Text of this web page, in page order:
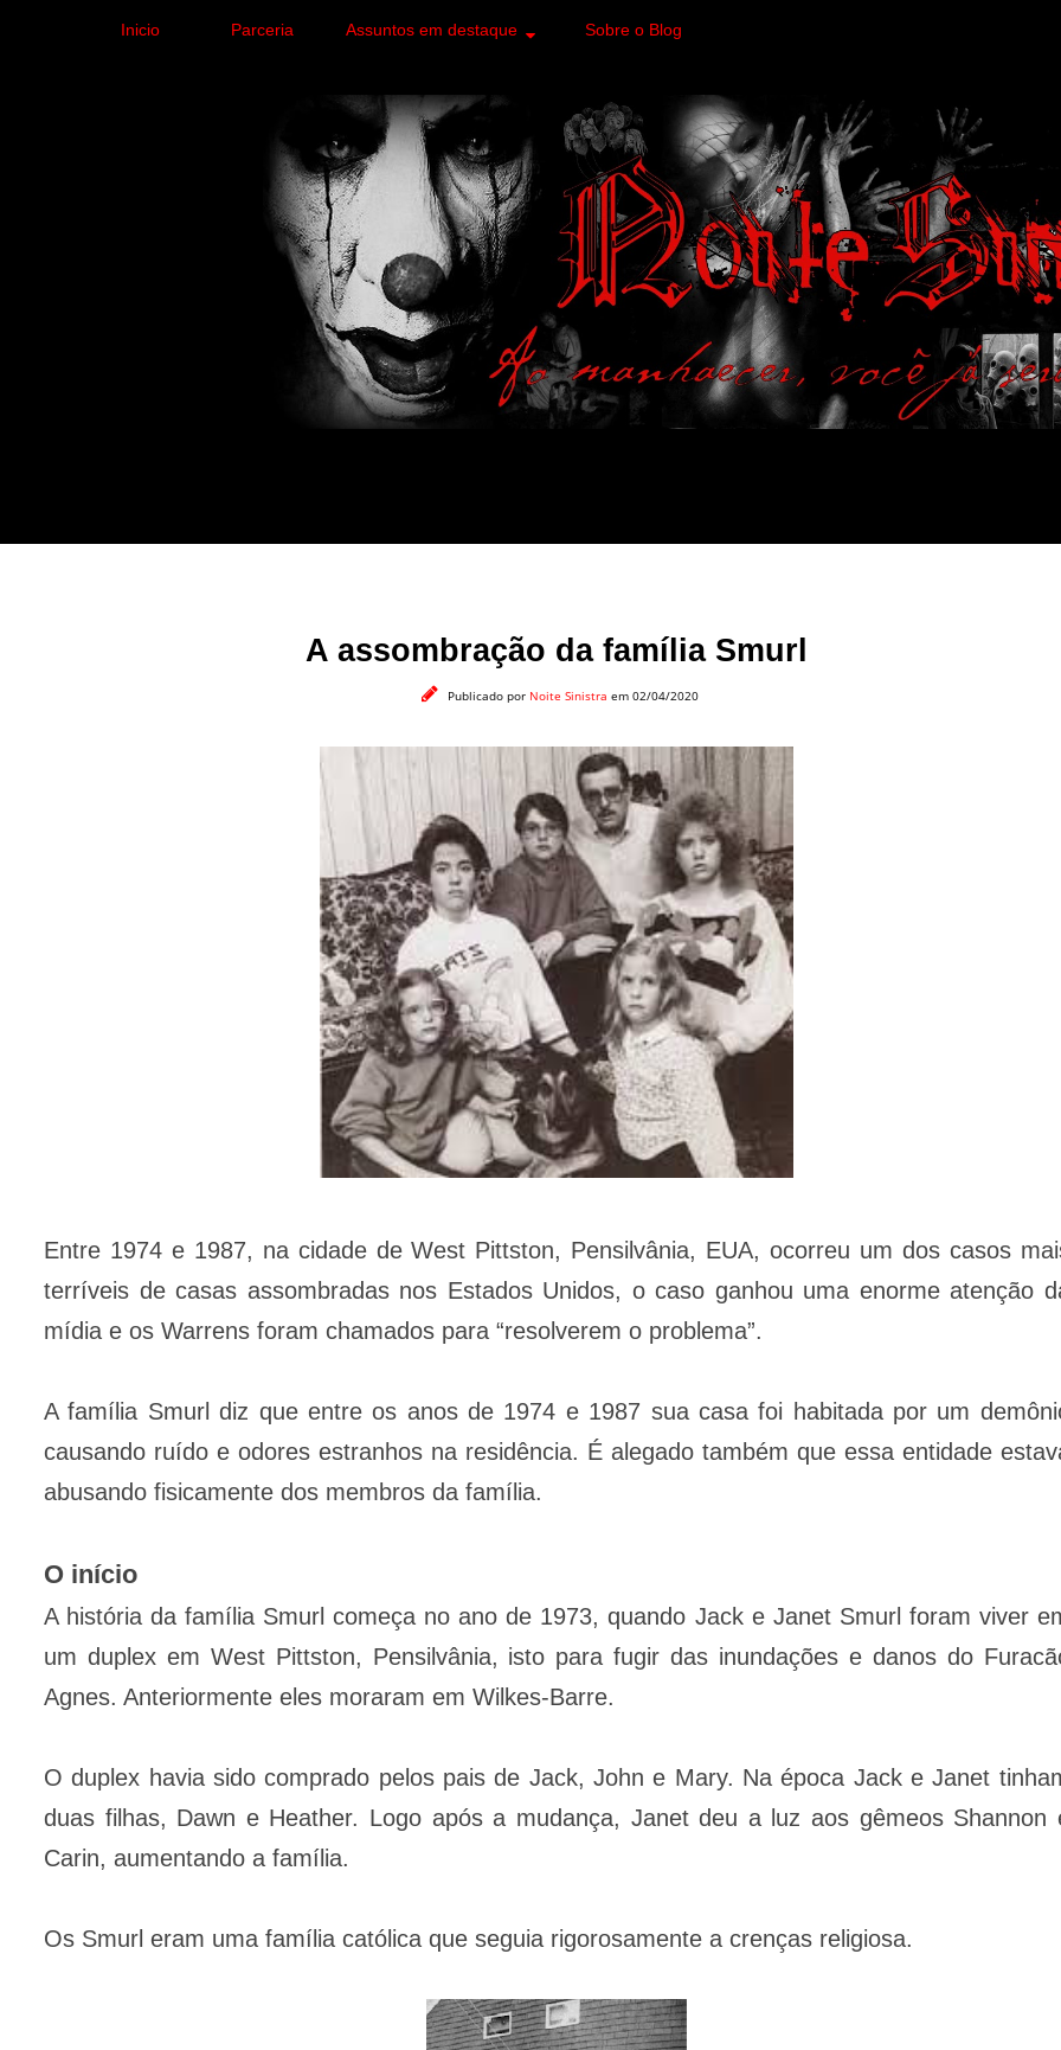
Inicio Parceria Assuntos em destaque Sobre o Blog
A assombração da família Smurl
Publicado por Noite Sinistra em 02/04/2020
Entre 1974 e 1987, na cidade de West Pittston, Pensilvânia, EUA, ocorreu um dos casos
terríveis de casas assombradas nos Estados Unidos, o caso ganhou uma enorme atenção
mídia e os Warrens foram chamados para “resolverem o problema”.
A família Smurl diz que entre os anos de 1974 e 1987 sua casa foi habitada por um
causando ruído e odores estranhos na residência. É alegado também que essa entidade
abusando fisicamente dos membros da família.
O início
A história da família Smurl começa no ano de 1973, quando Jack e Janet Smurl foram viver
um duplex em West Pittston, Pensilvânia, isto para fugir das inundações e danos do
Agnes. Anteriormente eles moraram em Wilkes-Barre.
O duplex havia sido comprado pelos pais de Jack, John e Mary. Na época Jack e Janet
duas filhas, Dawn e Heather. Logo após a mudança, Janet deu a luz aos gêmeos Shannon
Carin, aumentando a família.
Os Smurl eram uma família católica que seguia rigorosamente a crenças religiosa.